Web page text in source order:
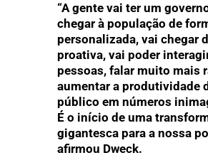
“A gente vai ter um
chegar à população de
personalizada, vai chegar
proativa, vai poder
pessoas, falar muito mais
aumentar a produtividade
público em números
É o início de uma
gigantesca para a nossa
afirmou Dweck.